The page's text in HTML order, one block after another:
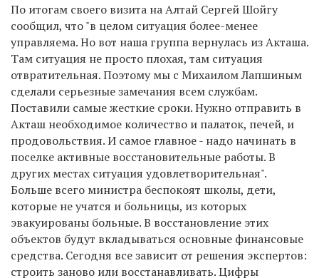
По итогам своего визита на Алтай Сергей Шойгу
сообщил, что "в целом ситуация более-менее
управляема. Но вот наша группа вернулась из Акташа.
Там ситуация не просто плохая, там ситуация
отвратительная. Поэтому мы с Михаилом Лапшиным
сделали серьезные замечания всем службам.
Поставили самые жесткие сроки. Нужно отправить в
Акташ необходимое количество и палаток, печей, и
продовольствия. И самое главное - надо начинать в
поселке активные восстановительные работы. В
других местах ситуация удовлетворительная".
Больше всего министра беспокоят школы, дети,
которые не учатся и больницы, из которых
эвакуированы больные. В восстановление этих
объектов будут вкладываться основные финансовые
средства. Сегодня все зависит от решения экспертов:
строить заново или восстанавливать. Цифры